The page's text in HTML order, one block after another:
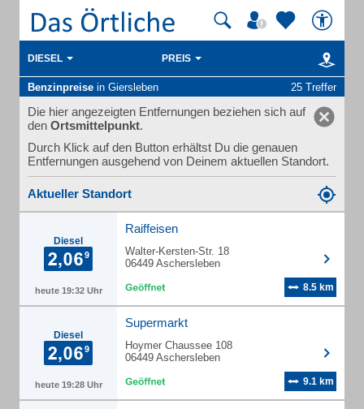
DIESEL PREIS
Benzinpreise in Giersleben 25 Treffer
Die hier angezeigten Entfernungen beziehen sich auf
den Ortsmittelpunkt.
Durch Klick auf den Button erhältst Du die genauen
Entfernungen ausgehend von Deinem aktuellen Standort.
Aktueller Standort
Diesel
heute 19:32 Uhr
Raiffeisen
Walter-Kersten-Str. 18
06449 Aschersleben
8.5 km
Diesel
heute 19:28 Uhr
Supermarkt
Hoymer Chaussee 108
06449 Aschersleben
9.1 km